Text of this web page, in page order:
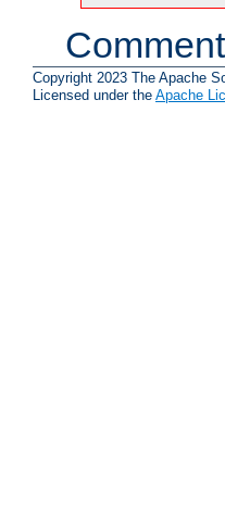
Copyright 2023 The Apache
Licensed under the Apache